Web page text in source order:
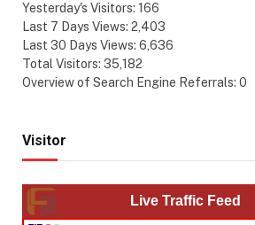
Yesterday's Visitors: 166
Last 7 Days Views: 2,403
Last 30 Days Views: 6,636
Total Visitors: 35,182
Overview of Search Engine Referrals: 0
Visitor
Live Traffic Feed